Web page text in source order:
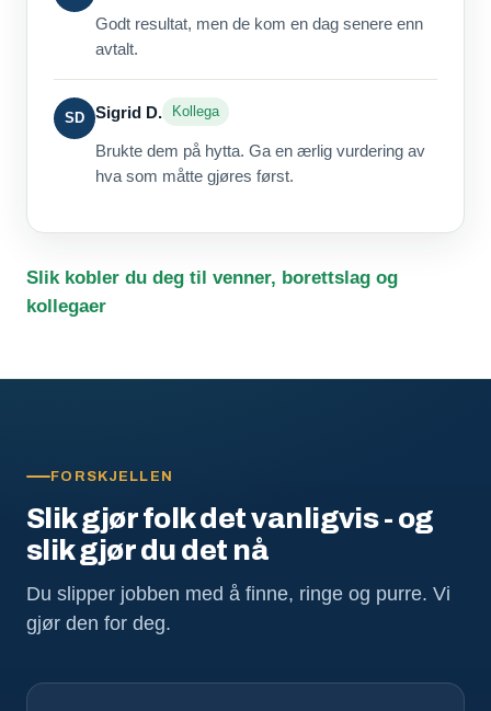
Godt resultat, men de kom en dag senere enn
avtalt.
SD Sigrid D. Kollega
Brukte dem på hytta. Ga en ærlig vurdering av
hva som måtte gjøres først.
Slik kobler du deg til venner, borettslag og
kollegaer
FORSKJELLEN
Slik gjør folk det vanligvis - og
slik gjør du det nå
Du slipper jobben med å finne, ringe og purre. Vi
gjør den for deg.